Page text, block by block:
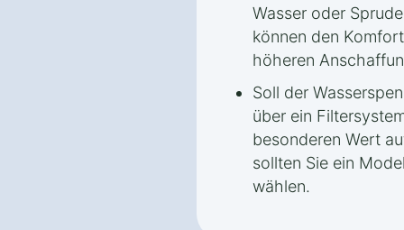
Wasser oder
können den
höheren
Soll der
über ein
besonderen Wert
sollten Sie ein
wählen.